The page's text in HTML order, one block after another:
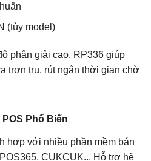
(tùy model)
phân giải cao, RP336 giúp
trơn tru, rút ngắn thời gian chờ
Phổ Biến
hợp với nhiều phần mềm bán
CUKCUK... Hỗ trợ hệ